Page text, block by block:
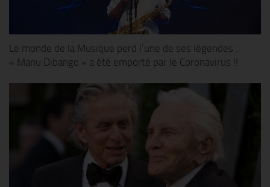
Le monde de la Musique perd l’une de ses légendes :
« Manu Dibango » a été emporté par le Coronavirus !!